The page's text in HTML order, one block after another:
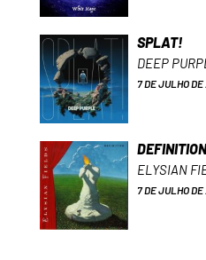
SPLAT!
DEEP
7 DE JULHO
DEFINITION
ELYSIAN
7 DE JULHO